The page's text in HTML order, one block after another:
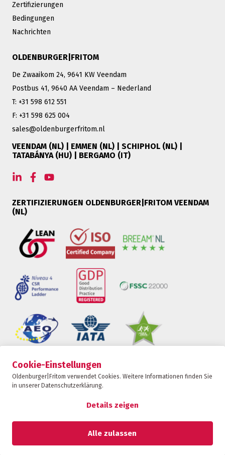
Cookie-Einstellungen
Oldenburger|Fritom verwendet Cookies. Weitere Informationen finden Sie
in unserer Datenschutzerklärung.
Details zeigen
Alle zulassen
Zertifizierungen
Bedingungen
Nachrichten
OLDENBURGER|FRITOM
De Zwaaikom 24, 9641 KW Veendam
Postbus 41, 9640 AA Veendam – Nederland
T: +31 598 612 551
F: +31 598 625 004
sales@oldenburgerfritom.nl
VEENDAM (NL) | EMMEN (NL) | SCHIPHOL (NL) |
TATABÁNYA (HU) | BERGAMO (IT)
ZERTIFIZIERUNGEN OLDENBURGER|FRITOM VEENDAM
(NL)
Oldenburger|Fritom ist Teil der Fritom Group
Datenschutz-Bestimmungen
Datenschutzerklärung